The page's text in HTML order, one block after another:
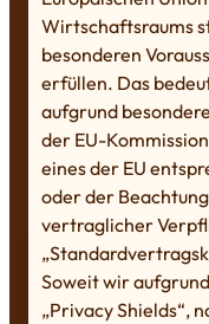
Wirtschaftsraums
besonderen
erfüllen. Das
aufgrund
der EU-
eines der EU
oder der
vertraglicher
Soweit wir
„Privacy Shields“,